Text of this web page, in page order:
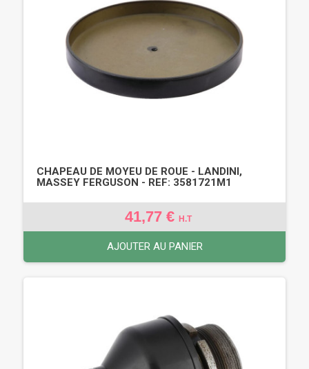
CHAPEAU DE MOYEU DE ROUE - LANDINI,
MASSEY FERGUSON - REF: 3581721M1
41,77 € H.T
AJOUTER AU PANIER